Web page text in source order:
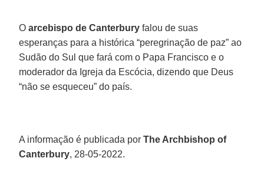
Oarcebispo de Canterbury falou de suas
esperanças para a histórica “peregrinação de paz” ao
Sudão do Sul que fará com o Papa Francisco e o
moderador da Igreja da Escócia, dizendo que Deus
“não se esqueceu” do país.
A informação é publicada porThe Archbishop of
Canterbury, 28-05-2022.